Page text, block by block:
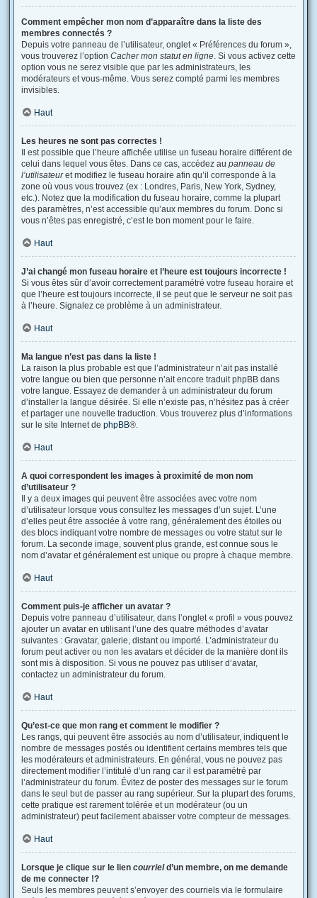
Comment empêcher mon nom d’apparaître dans la liste des
membres connectés ?
Depuis votre panneau de l’utilisateur, onglet « Préférences du forum »,
vous trouverez l’option Cacher mon statut en ligne. Si vous activez cette
option vous ne serez visible que par les administrateurs, les
modérateurs et vous-même. Vous serez compté parmi les membres
invisibles.
Haut
Les heures ne sont pas correctes !
Il est possible que l’heure affichée utilise un fuseau horaire différent de
celui dans lequel vous êtes. Dans ce cas, accédez au panneau de
l’utilisateuret modifiez le fuseau horaire afin qu’il corresponde à la
zone où vous vous trouvez (ex : Londres, Paris, New York, Sydney,
etc.). Notez que la modification du fuseau horaire, comme la plupart
des paramètres, n’est accessible qu’aux membres du forum. Donc si
vous n’êtes pas enregistré, c’est le bon moment pour le faire.
Haut
J’ai changé mon fuseau horaire et l’heure est toujours incorrecte !
Si vous êtes sûr d’avoir correctement paramétré votre fuseau horaire et
que l’heure est toujours incorrecte, il se peut que le serveur ne soit pas
à l’heure. Signalez ce problème à un administrateur.
Haut
Ma langue n’est pas dans la liste !
La raison la plus probable est que l’administrateur n’ait pas installé
votre langue ou bien que personne n’ait encore traduit phpBB dans
votre langue. Essayez de demander à un administrateur du forum
d’installer la langue désirée. Si elle n’existe pas, n’hésitez pas à créer
et partager une nouvelle traduction. Vous trouverez plus d’informations
sur le site Internet de phpBB®.
Haut
A quoi correspondent les images à proximité de mon nom
d’utilisateur ?
Il y a deux images qui peuvent être associées avec votre nom
d’utilisateur lorsque vous consultez les messages d’un sujet. L’une
d’elles peut être associée à votre rang, généralement des étoiles ou
des blocs indiquant votre nombre de messages ou votre statut sur le
forum. La seconde image, souvent plus grande, est connue sous le
nom d’avatar et généralement est unique ou propre à chaque membre.
Haut
Comment puis-je afficher un avatar ?
Depuis votre panneau d’utilisateur, dans l’onglet « profil » vous pouvez
ajouter un avatar en utilisant l’une des quatre méthodes d’avatar
suivantes : Gravatar, galerie, distant ou importé. L’administrateur du
forum peut activer ou non les avatars et décider de la manière dont ils
sont mis à disposition. Si vous ne pouvez pas utiliser d’avatar,
contactez un administrateur du forum.
Haut
Qu’est-ce que mon rang et comment le modifier ?
Les rangs, qui peuvent être associés au nom d’utilisateur, indiquent le
nombre de messages postés ou identifient certains membres tels que
les modérateurs et administrateurs. En général, vous ne pouvez pas
directement modifier l’intitulé d’un rang car il est paramétré par
l’administrateur du forum. Évitez de poster des messages sur le forum
dans le seul but de passer au rang supérieur. Sur la plupart des forums,
cette pratique est rarement tolérée et un modérateur (ou un
administrateur) peut facilement abaisser votre compteur de messages.
Haut
Lorsque je clique sur le lien courrield’un membre, on me demande
de me connecter !?
Seuls les membres peuvent s’envoyer des courriels via le formulaire